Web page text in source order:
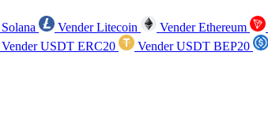
Vender Litecoin Vender Ethereum
Vender USDT ERC20 Vender USDT BEP20